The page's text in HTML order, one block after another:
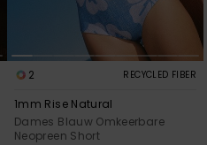
2 RECYCLED FIBER
1mm Rise Natural
Dames Blauw Omkeerbare
Neopreen Short